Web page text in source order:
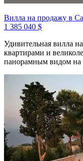
Вилла на продажу в
1 385 040 $
Удивительная вилла
квартирами и
панорамным видом на